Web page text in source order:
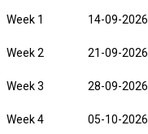
Week 1 14-09-2026
Week 2 21-09-2026
Week 3 28-09-2026
Week 4 05-10-2026